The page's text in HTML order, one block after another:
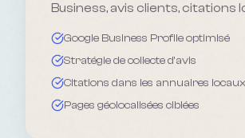
Business, avis clients, citations
Google Business Profile optimisé
Stratégie de collecte d'avis
Citations dans les annuaires locaux
Pages géolocalisées ciblées